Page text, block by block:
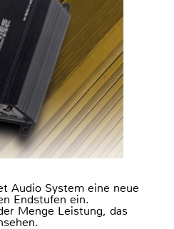
Audio System eine neue
Endstufen ein.
Menge Leistung, das